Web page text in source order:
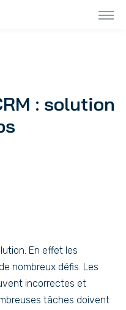
: solution
En effet les
nombreux défis. Les
incorrectes et
tâches doivent